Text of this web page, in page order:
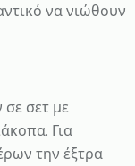
να νιώθουν
σετ με
Για
την έξτρα